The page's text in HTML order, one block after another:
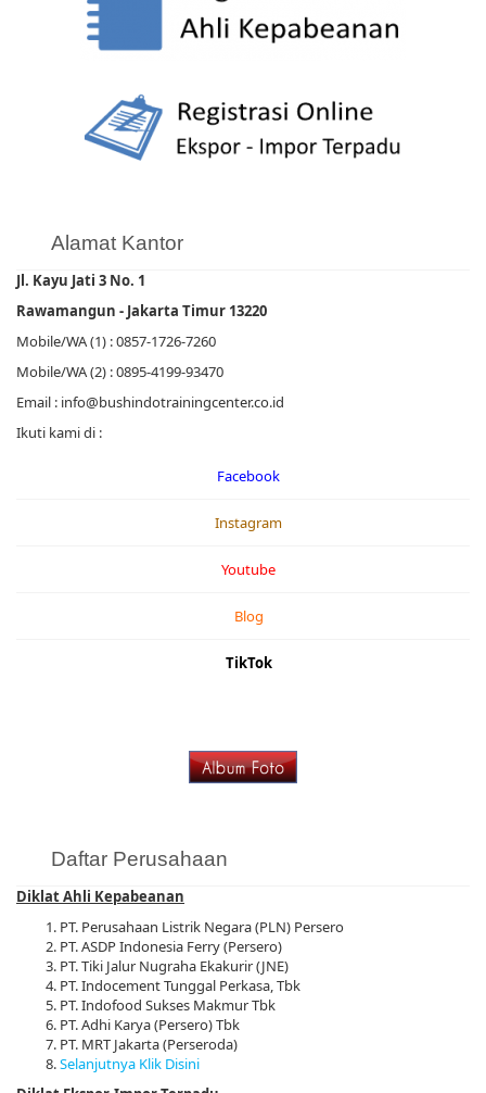
Alamat Kantor
Jl. Kayu Jati 3 No. 1
Rawamangun - Jakarta Timur 13220
Mobile/WA (1) : 0857-1726-7260
Mobile/WA (2) : 0895-4199-93470
Email : info@bushindotrainingcenter.co.id
Ikuti kami di :
Facebook
Instagram
Youtube
Blog
TikTok
Daftar Perusahaan
Diklat Ahli Kepabeanan
PT. Perusahaan Listrik Negara (PLN) Persero
PT. ASDP Indonesia Ferry (Persero)
PT. Tiki Jalur Nugraha Ekakurir (JNE)
PT. Indocement Tunggal Perkasa, Tbk
PT. Indofood Sukses Makmur Tbk
PT. Adhi Karya (Persero) Tbk
PT. MRT Jakarta (Perseroda)
Selanjutnya Klik Disini